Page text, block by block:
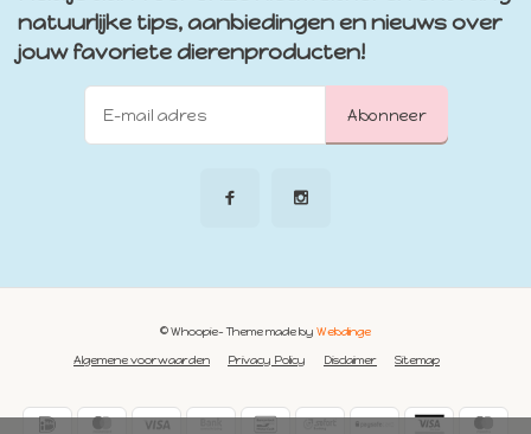
natuurlijke tips, aanbiedingen en nieuws over
jouw favoriete dierenproducten!
Abonneer
Algemene voorwaarden Privacy Policy Disclaimer Sitemap
© Whoopie- Theme made by Webdinge